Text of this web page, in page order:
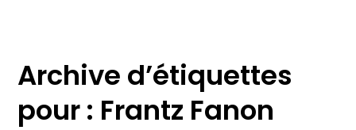
Archive d’étiquettes
pour : Frantz Fanon